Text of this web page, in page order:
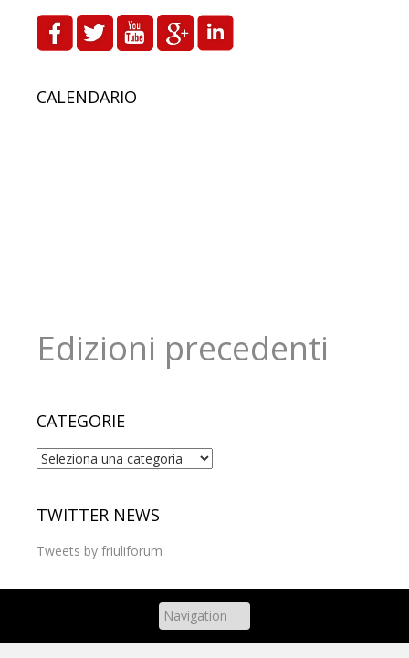
CALENDARIO
Edizioni precedenti
CATEGORIE
Categorie
TWITTER NEWS
Tweets by friuliforum